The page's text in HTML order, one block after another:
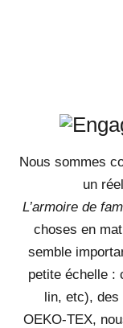
Nous sommes
un
L’armoire de
choses en
semble
petite échelle :
lin, etc),
OEKO-TEX,